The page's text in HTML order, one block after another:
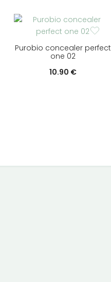
Purobio concealer perfect
one 02
10.90 €